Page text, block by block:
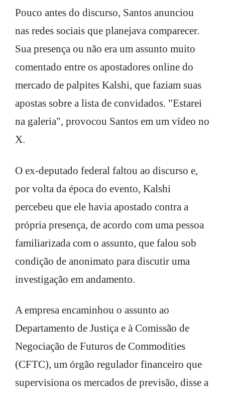
Pouco antes do discurso, Santos anunciou
nas redes sociais que planejava comparecer.
Sua presença ou não era um assunto muito
comentado entre os apostadores online do
mercado de palpites Kalshi, que faziam suas
apostas sobre a lista de convidados. "Estarei
na galeria", provocou Santos em um vídeo no
X.
O ex-deputado federal faltou ao discurso e,
por volta da época do evento, Kalshi
percebeu que ele havia apostado contra a
própria presença, de acordo com uma pessoa
familiarizada com o assunto, que falou sob
condição de anonimato para discutir uma
investigação em andamento.
A empresa encaminhou o assunto ao
Departamento de Justiça e à Comissão de
Negociação de Futuros de Commodities
(CFTC), um órgão regulador financeiro que
supervisiona os mercados de previsão, disse a